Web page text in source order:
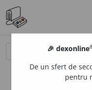
🎉 dexonline
De un sfert de
pentru